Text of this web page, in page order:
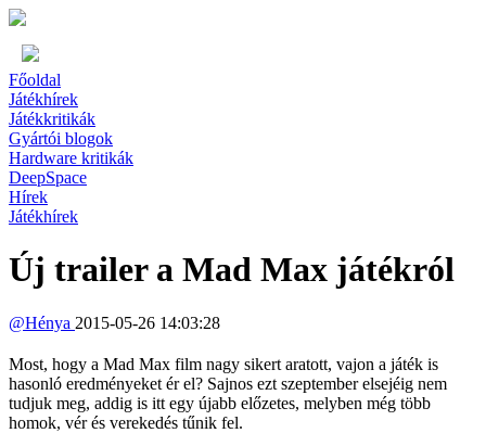
Főoldal
Játékhírek
Játékkritikák
Gyártói blogok
Hardware kritikák
DeepSpace
Hírek
Játékhírek
Új trailer a Mad Max játékról
@Hénya 2015-05-26 14:03:28
Most, hogy a Mad Max film nagy sikert aratott, vajon a játék is
hasonló eredményeket ér el? Sajnos ezt szeptember elsejéig nem
tudjuk meg, addig is itt egy újabb előzetes, melyben még több
homok, vér és verekedés tűnik fel.